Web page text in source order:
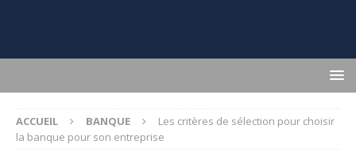
ACCUEIL BANQUE
Les critères de sélection pour choisir
la banque pour son entreprise